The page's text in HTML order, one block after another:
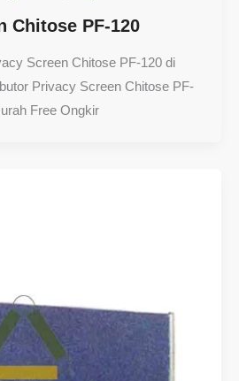
Chitose PF-120
Screen Chitose PF-120 di
Privacy Screen Chitose PF-
Free Ongkir